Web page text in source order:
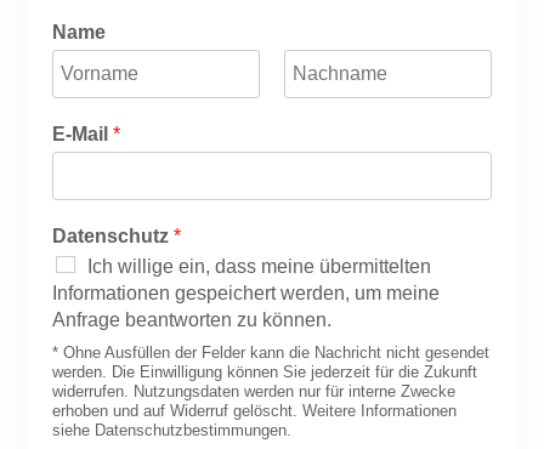
Name
o
r
m
a
E-Mail*
Datenschutz*
Ich willige ein, dass meine übermittelten
Informationen gespeichert werden, um meine
Anfrage beantworten zu können.
* Ohne Ausfüllen der Felder kann die Nachricht nicht gesendet
werden. Die Einwilligung können Sie jederzeit für die Zukunft
widerrufen. Nutzungsdaten werden nur für interne Zwecke
erhoben und auf Widerruf gelöscht. Weitere Informationen
siehe Datenschutzbestimmungen.